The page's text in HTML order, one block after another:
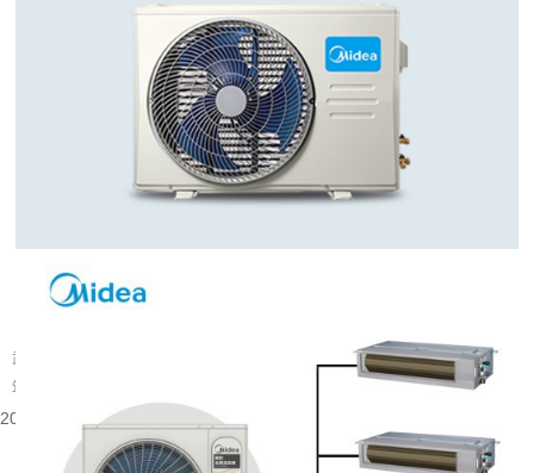
武汉大量建成年代较早的楼宇分布在老城片区，涵盖办公、商业以及部分居住建
筑。不少旧楼原有降温取暖设备老化，室内温控体验有限，很多业主会考虑...
2026-08-06 08:53:52